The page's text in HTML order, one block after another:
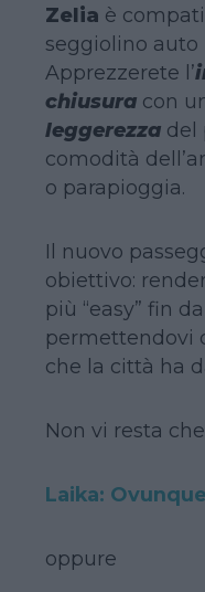
Zelia è
seggiolino auto
Apprezzerete l’
chiusuracon
leggerezzadel
comodità
o parapioggia.
Il nuovo
obiettivo:
più “easy” fin
permettendovi
che la città ha
Non vi resta
Laika:
oppure